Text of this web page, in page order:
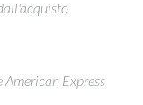
American Express